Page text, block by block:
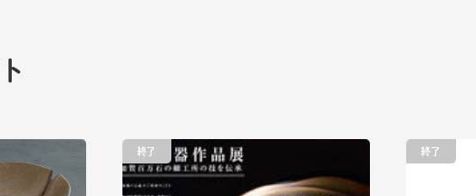
終了 終了